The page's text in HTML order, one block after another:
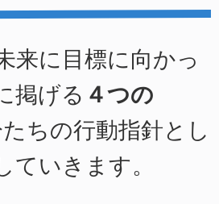
来に目標に向かっ
掲げる ４つの
ちの行動指針とし
ていきます。